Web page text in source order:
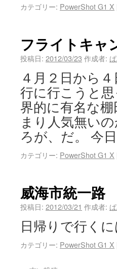
カテゴリー: PowerShot G1 X
フライトキャ
投稿日: 2012/03/23 作成者:
４月２日から
行に行こうと
界的に有名な
まり人気無い
ろが、だ。 今
カテゴリー: PowerShot G1 X
威海市統一路
投稿日: 2012/03/21 作成者:
日帰りで行く
カテゴリー: PowerShot G1 X